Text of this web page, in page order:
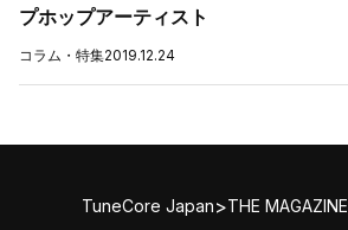
プホップアーティスト
コラム・特集2019.12.24
TuneCore Japan>THE MAGAZINE